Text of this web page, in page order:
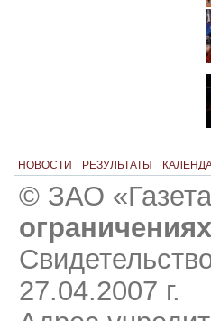
НОВОСТИ РЕЗУЛЬТАТЫ
© ЗАО
ограничениях
27.04.2007 г.